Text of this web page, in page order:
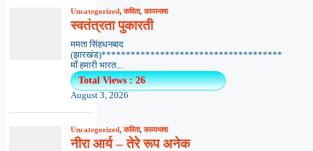
Uncategorized,कविता,काव्यभाषा
स्वतंत्रता पुकारती
ममता सिंहधनबाद
(झारखंड)*************************************
माँ हमारी भारत...
Total Views : 26
August 3, 2026
Uncategorized,कविता,काव्यभाषा
नीरा आर्य – तेरे रूप अनेक